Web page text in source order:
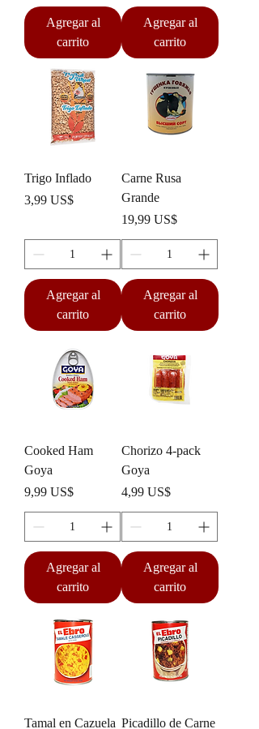
Agregar al
carrito
Agregar al
carrito
Trigo Inflado
Precio
3,99 US$
Agregar al
carrito
Carne Rusa
Grande
Precio
19,99 US$
Agregar al
carrito
Cooked Ham
Goya
Precio
9,99 US$
Agregar al
carrito
Chorizo 4-pack
Goya
Precio
4,99 US$
Agregar al
carrito
Tamal en Cazuela Picadillo de Carne